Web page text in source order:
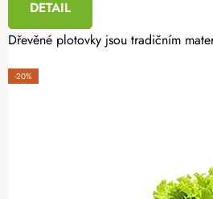
DETAIL
Dřevěné plotovky jsou tradičním
-20%